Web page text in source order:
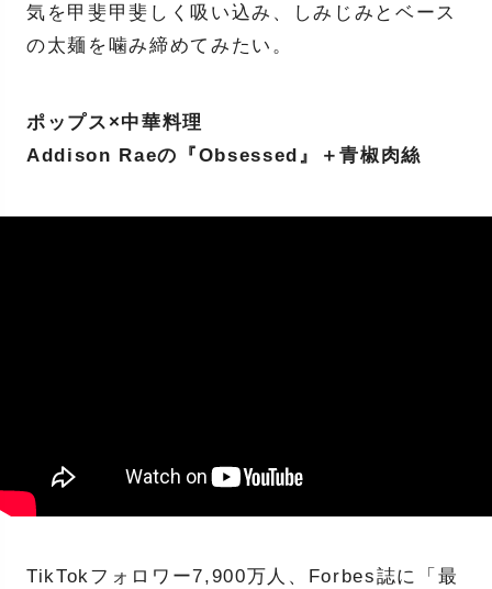
気を甲斐甲斐しく吸い込み、しみじみとベース
の太麺を噛み締めてみたい。
ポップス×中華料理
Addison Raeの『Obsessed』＋青椒肉絲
TikTokフォロワー7,900万人、Forbes誌に「最